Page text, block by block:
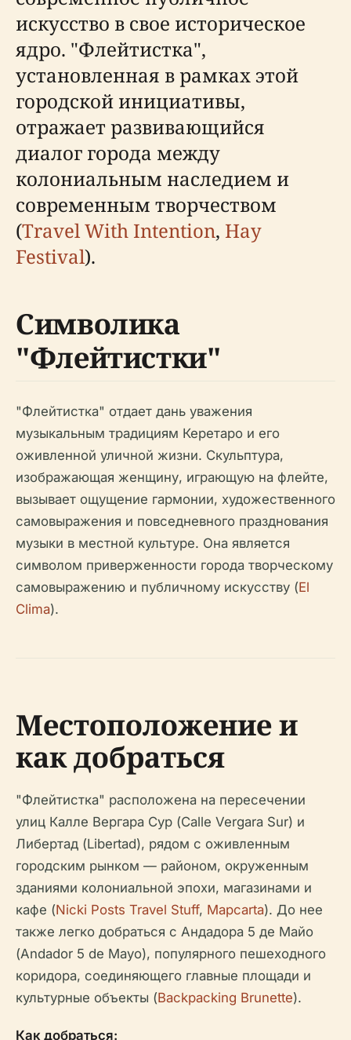
искусство в свое историческое
ядро. "Флейтистка",
установленная в рамках этой
городской инициативы,
отражает развивающийся
диалог города между
колониальным наследием и
современным творчеством
(Travel With Intention, Hay
Festival).
Символика
"Флейтистки"
"Флейтистка" отдает дань уважения
музыкальным традициям Керетаро и его
оживленной уличной жизни. Скульптура,
изображающая женщину, играющую на флейте,
вызывает ощущение гармонии, художественного
самовыражения и повседневного празднования
музыки в местной культуре. Она является
символом приверженности города творческому
самовыражению и публичному искусству (El
Clima).
Местоположение и
как добраться
"Флейтистка" расположена на пересечении
улиц Калле Вергара Сур (Calle Vergara Sur) и
Либертад (Libertad), рядом с оживленным
городским рынком — районом, окруженным
зданиями колониальной эпохи, магазинами и
кафе (Nicki Posts Travel Stuff, Mapcarta). До нее
также легко добраться с Андадора 5 де Майо
(Andador 5 de Mayo), популярного пешеходного
коридора, соединяющего главные площади и
культурные объекты (Backpacking Brunette).
Как добраться: